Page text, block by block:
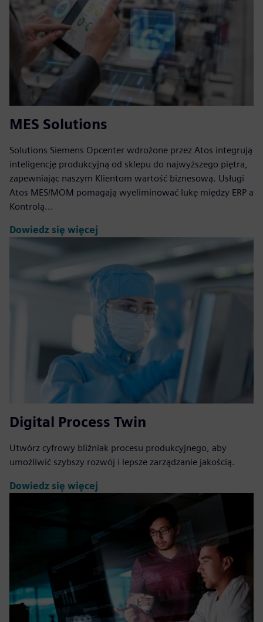
MES Solutions
Solutions Siemens Opcenter wdrożone przez Atos integrują
inteligencję produkcyjną od sklepu do najwyższego piętra,
zapewniając naszym Klientom wartość biznesową. Usługi
Atos MES/MOM pomagają wyeliminować lukę między ERP a
Kontrolą...
Dowiedz się więcej
Digital Process Twin
Utwórz cyfrowy bliźniak procesu produkcyjnego, aby
umożliwić szybszy rozwój i lepsze zarządzanie jakością.
Dowiedz się więcej